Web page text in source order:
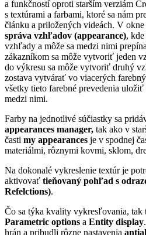
a funkčností oproti starším verziám
s textúrami a farbami, ktoré sa nám
článku a priložených videách. V okne
správa vzhľadov (appearance),
vzhľady a môže sa medzi nimi
zákazníkom sa môže vytvoriť jeden
do výkresu sa môže vytvoriť druhý
zostava vytvárať vo viacerých
všetky tieto farebné prevedenia
medzi nimi.
Farby na jednotlivé súčiastky sa
appearances manager, tak ako v
časti my appearances je v spodnej
materiálmi, rôznymi kovmi, sklom,
Na dokonalé vykreslenie textúr je
aktivovať tieňovaný pohľad s
Refelctions).
Čo sa týka kvality vykresľovania, tak
Parametric options a Entity display
hrán a pribudli rôzne nastavenia